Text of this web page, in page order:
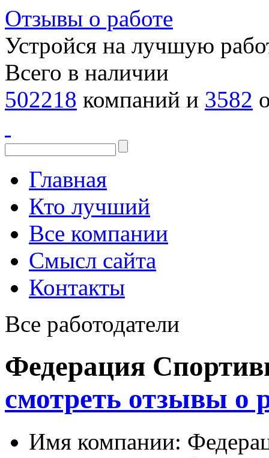
Отзывы о работе
Устройся на лучшую
Всего в наличии
502218 компаний и 3582
Главная
Кто лучший
Все компании
Смысл сайта
Контакты
Все работодатели
Федерация
смотреть отзывы о
Имя компании: